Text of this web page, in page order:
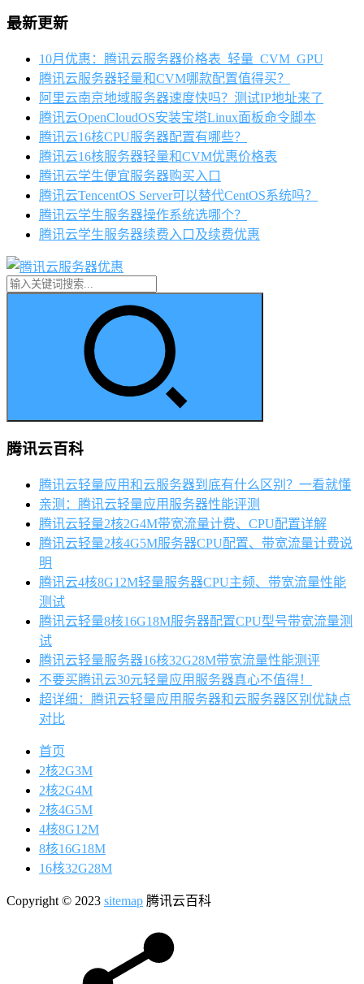
最新更新
10月优惠：腾讯云服务器价格表_轻量_CVM_GPU
腾讯云服务器轻量和CVM哪款配置值得买？
阿里云南京地域服务器速度快吗？测试IP地址来了
腾讯云OpenCloudOS安装宝塔Linux面板命令脚本
腾讯云16核CPU服务器配置有哪些？
腾讯云16核服务器轻量和CVM优惠价格表
腾讯云学生便宜服务器购买入口
腾讯云TencentOS Server可以替代CentOS系统吗？
腾讯云学生服务器操作系统选哪个？
腾讯云学生服务器续费入口及续费优惠
腾讯云百科
腾讯云轻量应用和云服务器到底有什么区别？一看就懂
亲测：腾讯云轻量应用服务器性能评测
腾讯云轻量2核2G4M带宽流量计费、CPU配置详解
腾讯云轻量2核4G5M服务器CPU配置、带宽流量计费说
明
腾讯云4核8G12M轻量服务器CPU主频、带宽流量性能
测试
腾讯云轻量8核16G18M服务器配置CPU型号带宽流量测
试
腾讯云轻量服务器16核32G28M带宽流量性能测评
不要买腾讯云30元轻量应用服务器真心不值得！
超详细：腾讯云轻量应用服务器和云服务器区别优缺点
对比
首页
2核2G3M
2核2G4M
2核4G5M
4核8G12M
8核16G18M
16核32G28M
Copyright © 2023 sitemap 腾讯云百科